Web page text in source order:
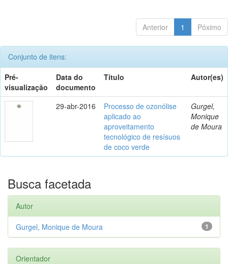
Anterior 1 Póximo
Conjunto de itens:
Pré-
visualização
Data do
documento
Título Autor(es)
29-abr-2016
Processo de ozonólise
aplicado ao
aproveitamento
tecnológico de resísuos
de coco verde
Gurgel,
Monique
de Moura
Busca facetada
Autor
1
Gurgel, Monique de Moura
Orientador